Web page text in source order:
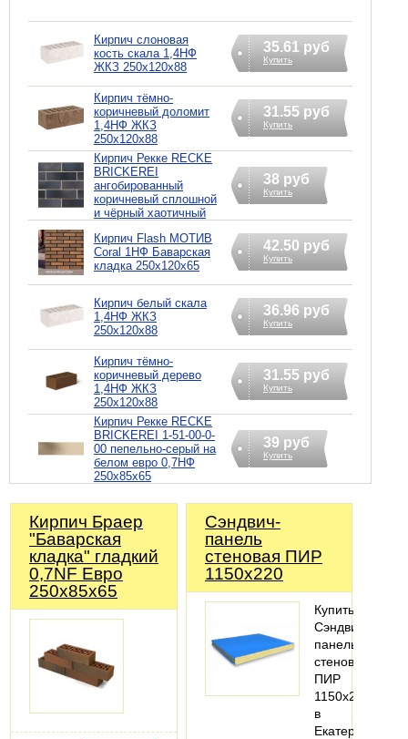
Кирпич слоновая
кость скала 1,4НФ
ЖКЗ 250х120х88
35.61 руб
Купить
Кирпич тёмно-
коричневый доломит
1,4НФ ЖКЗ
250х120х88
31.55 руб
Купить
Кирпич Рекке RECKE
BRICKEREI
ангобированный
коричневый сплошной
и чёрный хаотичный
38 руб
Купить
Кирпич Flash МОТИВ
Coral 1НФ Баварская
кладка 250х120х65
42.50 руб
Купить
Кирпич белый скала
1,4НФ ЖКЗ
250х120х88
36.96 руб
Купить
Кирпич тёмно-
коричневый дерево
1,4НФ ЖКЗ
250х120х88
31.55 руб
Купить
Кирпич Рекке RECKE
BRICKEREI 1-51-00-0-
00 пепельно-серый на
белом евро 0,7НФ
250х85х65
39 руб
Купить
Кирпич Браер
"Баварская
кладка" гладкий
0,7NF Евро
250х85х65
Сэндвич-
панель
стеновая ПИР
1150x220
Купить
Сэндвич-
панель
стеновая
ПИР
1150x220
в
Екатеринбурге